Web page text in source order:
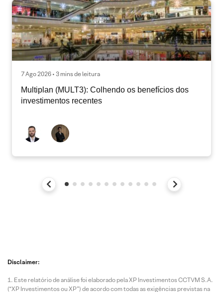
7 Ago 2026 • 3 mins de leitura
Multiplan (MULT3): Colhendo os benefícios dos
investimentos recentes
Disclaimer:
Este relatório de análise foi elaborado pela XP Investimentos CCTVM S.A.
(“XP Investimentos ou XP”) de acordo com todas as exigências previstas na